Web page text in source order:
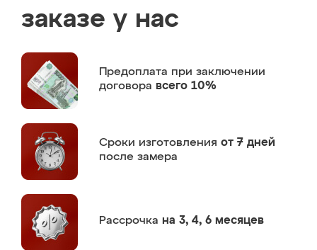
заказе у нас
Предоплата при заключении
договора всего 10%
Сроки изготовления от 7 дней
после замера
Рассрочка на 3, 4, 6 месяцев